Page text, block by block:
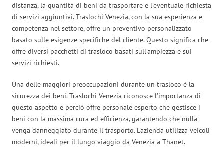
distanza, la quantità di beni da trasportare e l’eventuale richiesta
di servizi aggiuntivi. Traslochi Venezia, con la sua esperienza e
competenza nel settore, offre un preventivo personalizzato
basato sulle esigenze specifiche del cliente. Questo significa che
offre diversi pacchetti di trasloco basati sull’ampiezza e sui
servizi richiesti.
Una delle maggiori preoccupazioni durante un trasloco è la
sicurezza dei beni. Traslochi Venezia riconosce l’importanza di
questo aspetto e perciò offre personale esperto che gestisce i
beni con la massima cura ed efficienza, garantendo che nulla
venga danneggiato durante il trasporto. L’azienda utilizza veicoli
moderni, ideali per il lungo viaggio da Venezia a Thanet.